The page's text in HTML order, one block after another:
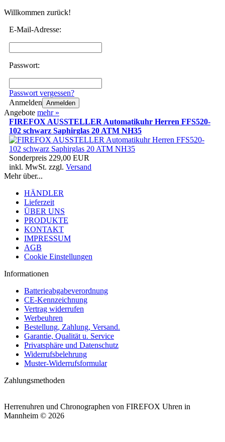
Willkommen zurück!
E-Mail-Adresse:
Passwort:
Passwort vergessen?
Anmelden Anmelden
Angebote mehr »
FIREFOX AUSSTELLER Automatikuhr Herren FFS520-
102 schwarz Saphirglas 20 ATM NH35
Sonderpreis 229,00 EUR
inkl. MwSt. zzgl. Versand
Mehr über...
HÄNDLER
Lieferzeit
ÜBER UNS
PRODUKTE
KONTAKT
IMPRESSUM
AGB
Cookie Einstellungen
Informationen
Batterieabgabeverordnung
CE-Kennzeichnung
Vertrag widerrufen
Werbeuhren
Bestellung, Zahlung, Versand.
Garantie, Qualität u. Service
Privatsphäre und Datenschutz
Widerrufsbelehrung
Muster-Widerrufsformular
Zahlungsmethoden
Herrenuhren und Chronographen von FIREFOX Uhren in
Mannheim © 2026